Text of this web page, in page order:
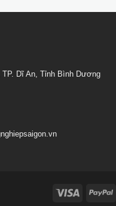
Dĩ An, Tỉnh Bình Dương